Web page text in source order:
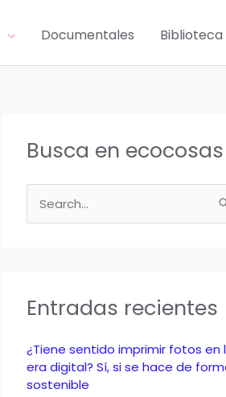
Documentales Biblioteca
Busca en ecocosas
u
r
o
r
Entradas recientes
¿Tiene sentido imprimir fotos en
era digital? Sí, si se hace de
sostenible